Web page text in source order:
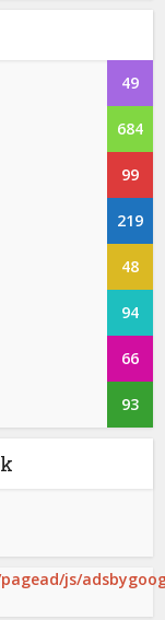
49
684
99
219
48
94
66
93
js/